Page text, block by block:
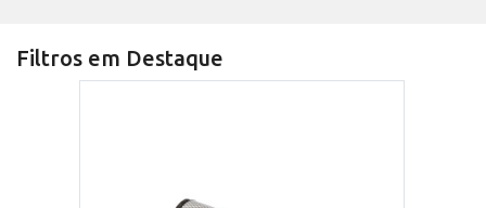
Filtros em Destaque